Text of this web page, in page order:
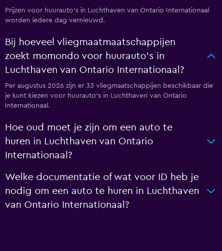
Prijzen voor huurauto's in Luchthaven van Ontario Internationaal
worden iedere dag vernieuwd.
Bij hoeveel vliegmaatmaatschappijen
zoekt momondo voor huurauto's in
Luchthaven van Ontario Internationaal?
Per augustus 2026 zijn er 33 vliegmaatschappijen beschikbaar die
je kunt kiezen voor huurauto's in Luchthaven van Ontario
Internationaal.
Hoe oud moet je zijn om een auto te
huren in Luchthaven van Ontario
Internationaal?
Welke documentatie of wat voor ID heb je
nodig om een auto te huren in Luchthaven
van Ontario Internationaal?